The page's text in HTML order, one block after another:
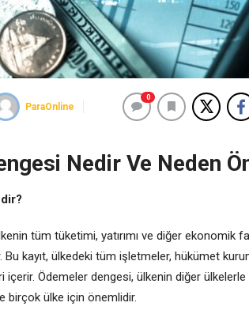
ParaOnline
0
Nedir Ve Neden
tüm tüketimi, yatırımı ve diğer ekonomik
Bu kayıt, ülkedeki tüm işletmeler, hükümet
içerir. Ödemeler dengesi, ülkenin diğer
birçok ülke için önemlidir.